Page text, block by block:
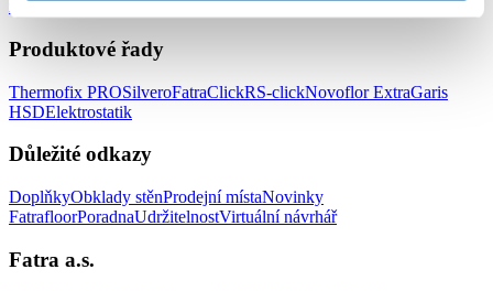
zařízeníPodlahy do prodejen
Produktové řady
Thermofix PROSilveroFatraClickRS-clickNovoflor ExtraGaris
HSDElektrostatik
Důležité odkazy
DoplňkyObklady stěnProdejní místaNovinky
FatrafloorPoradnaUdržitelnostVirtuální návrhář
Fatra a.s.